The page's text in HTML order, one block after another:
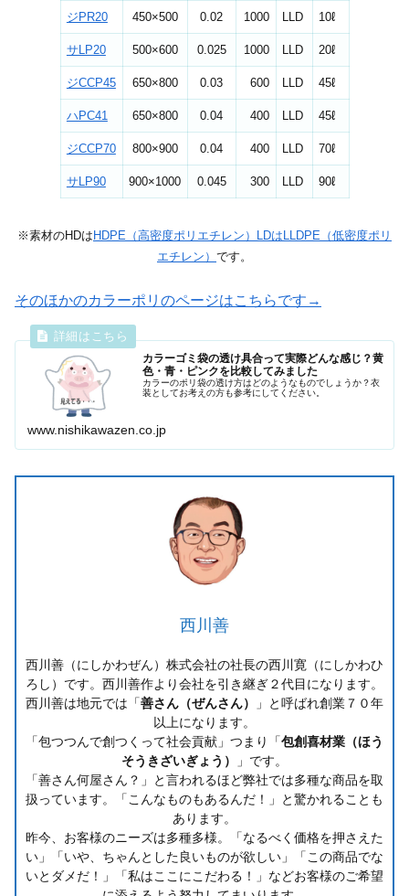
ジPR20 450×500 0.02 1000 LLD 10ℓ
サLP20 500×600 0.025 1000 LLD 20ℓ
ジCCP45 650×800 0.03 600 LLD 45ℓ
ハPC41 650×800 0.04 400 LLD 45ℓ
ジCCP70 800×900 0.04 400 LLD 70ℓ
サLP90 900×1000 0.045 300 LLD 90ℓ
※素材のHDは HDPE（高密度ポリエチレン）LDはLLDPE（低密度ポリ
エチレン） です。
そのほかのカラーポリのページはこちらです→
カラーゴミ袋の透け具合って実際どんな感じ？黄
色・青・ピンクを比較してみました
カラーのポリ袋の透け方はどのようなものでしょうか？衣
装としてお考えの方も参考にしてください。
www.nishikawazen.co.jp
西川善
西川善（にしかわぜん）株式会社の社長の西川寛（にしかわひ
ろし）です。西川善作より会社を引き継ぎ２代目になります。
西川善は地元では「善さん（ぜんさん）
」と呼ばれ創業７０年
以上になります。
「包つつんで創つくって社会貢献」つまり「包創喜材業（ほう
そうきざいぎょう）
」です。
「善さん何屋さん？」と言われるほど弊社では多種な商品を取
扱っています。「こんなものもあるんだ！」と驚かれることも
あります。
昨今、お客様のニーズは多種多様。「なるべく価格を押さえた
い」「いや、ちゃんとした良いものが欲しい」「この商品でな
いとダメだ！」「私はここにこだわる！」などお客様のご希望